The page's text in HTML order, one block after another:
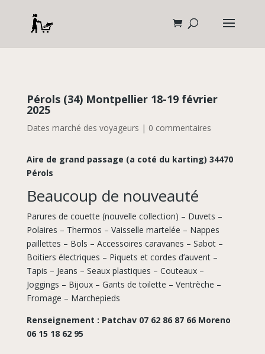
Pérols (34) Montpellier 18-19 février
2025
Dates marché des voyageurs | 0 commentaires
Aire de grand passage (a coté du karting) 34470
Pérols
Beaucoup de nouveauté
Parures de couette (nouvelle collection) – Duvets –
Polaires – Thermos – Vaisselle martelée – Nappes
paillettes – Bols – Accessoires caravanes – Sabot –
Boitiers électriques – Piquets et cordes d’auvent –
Tapis – Jeans – Seaux plastiques – Couteaux –
Joggings – Bijoux – Gants de toilette – Ventrèche –
Fromage – Marchepieds
Renseignement : Patchav 07 62 86 87 66 Moreno
06 15 18 62 95